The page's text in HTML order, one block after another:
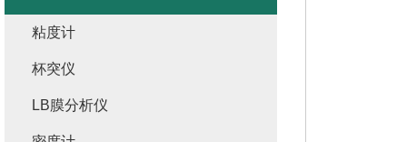
粘度计
杯突仪
LB膜分析仪